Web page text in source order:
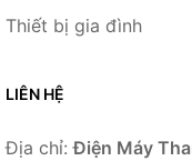
Thiết bị gia đình
LIÊN HỆ
Địa chỉ:Điện Máy